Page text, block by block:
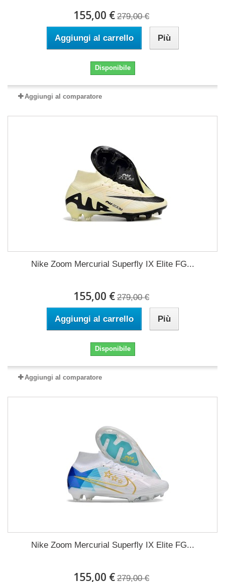
155,00 € 279,00 €
Aggiungi al carrello Più
Disponibile
Aggiungi al comparatore
Nike Zoom Mercurial Superfly IX Elite FG...
155,00 € 279,00 €
Aggiungi al carrello Più
Disponibile
Aggiungi al comparatore
Nike Zoom Mercurial Superfly IX Elite FG...
155,00 € 279,00 €